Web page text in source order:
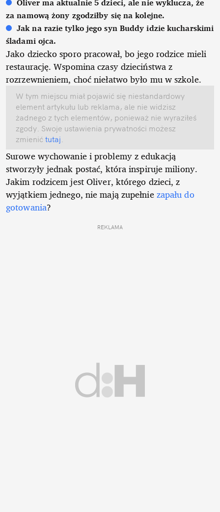
za namową żony zgodziłby się na kolejne.
Jak na razie tylko jego syn Buddy idzie kucharskimi
śladami ojca.
Jako dziecko sporo pracował, bo jego rodzice mieli
restaurację. Wspomina czasy dzieciństwa z
rozrzewnieniem, choć niełatwo było mu w szkole.
W tym miejscu miał pojawić się niestandardowy
element artykułu lub reklama, ale nie widzisz
żadnego z tych elementów, ponieważ nie wyraziłeś
zgody. Swoje ustawienia prywatności możesz
zmienić tutaj
Surowe wychowanie i problemy z edukacją
stworzyły jednak postać, która inspiruje miliony.
Jakim rodzicem jest Oliver, którego dzieci, z
wyjątkiem jednego, nie mają zupełniezapału do
gotowania?
REKLAMA